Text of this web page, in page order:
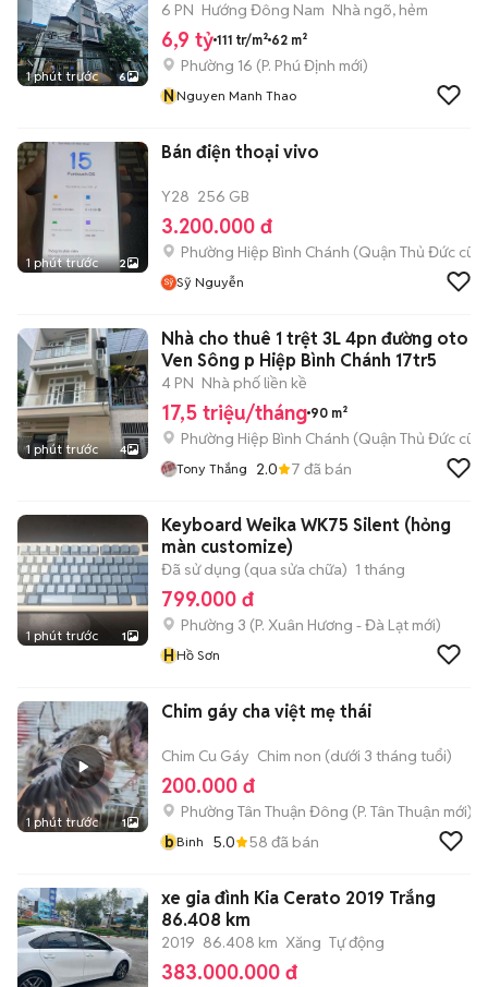
1 phút trước 6
6 PN Hướng Đông Nam Nhà ngõ, hẻm
6,9 tỷ 111 tr/m² 62 m²
Phường 16 (P. Phú Định mới)
NNguyen Manh Thao
1 phút trước 2
Bán điện thoại vivo
Y28 256 GB
3.200.000 đ
Phường Hiệp Bình Chánh (Quận Thủ Đức cũ)
Sỹ Nguyễn
1 phút trước 4
Nhà cho thuê 1 trệt 3L 4pn đường oto
Ven Sông p Hiệp Bình Chánh 17tr5
4 PN Nhà phố liền kề
17,5 triệu/tháng 90 m²
Phường Hiệp Bình Chánh (Quận Thủ Đức cũ)
Tony Thắng 2.0 7 đã bán
1 phút trước 1
Keyboard Weika WK75 Silent (hỏng
màn customize)
Đã sử dụng (qua sửa chữa) 1 tháng
799.000 đ
Phường 3 (P. Xuân Hương - Đà Lạt mới)
HHồ Sơn
1 phút trước 1
Chim gáy cha việt mẹ thái
Chim Cu Gáy Chim non (dưới 3 tháng tuổi)
200.000 đ
Phường Tân Thuận Đông (P. Tân Thuận mới)
bBinh 5.0 58 đã bán
xe gia đình Kia Cerato 2019 Trắng
86.408 km
2019 86.408 km Xăng Tự động
383.000.000 đ